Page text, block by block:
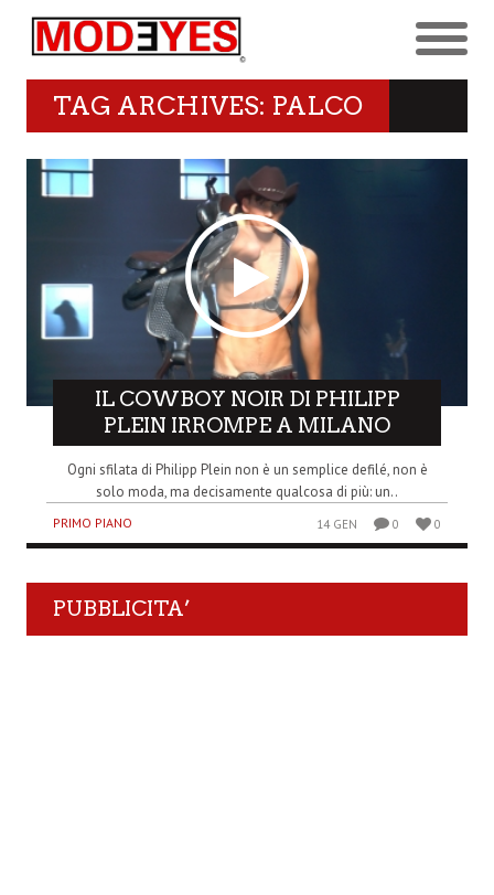
TAG ARCHIVES: PALCO
IL COWBOY NOIR DI PHILIPP
PLEIN IRROMPE A MILANO
Ogni sfilata di Philipp Plein non è un semplice defilé, non è
solo moda, ma decisamente qualcosa di più: un..
PRIMO PIANO 14 GEN 0 0
PUBBLICITA’